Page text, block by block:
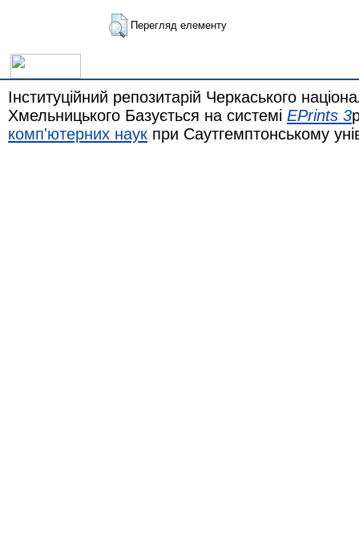
Перегляд елементу
Інституційний репозитарій Черкаського
Хмельницького Базується на системі EPrints 3
комп'ютерних наук при Саутгемптонському